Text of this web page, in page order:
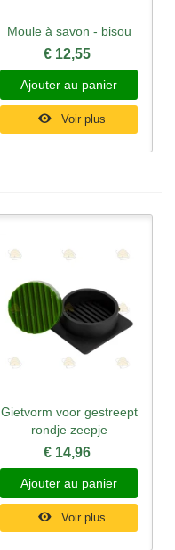
Moule à savon - bisou
€ 12,55
Ajouter au panier
Voir plus
Gietvorm voor gestreept
rondje zeepje
€ 14,96
Ajouter au panier
Voir plus